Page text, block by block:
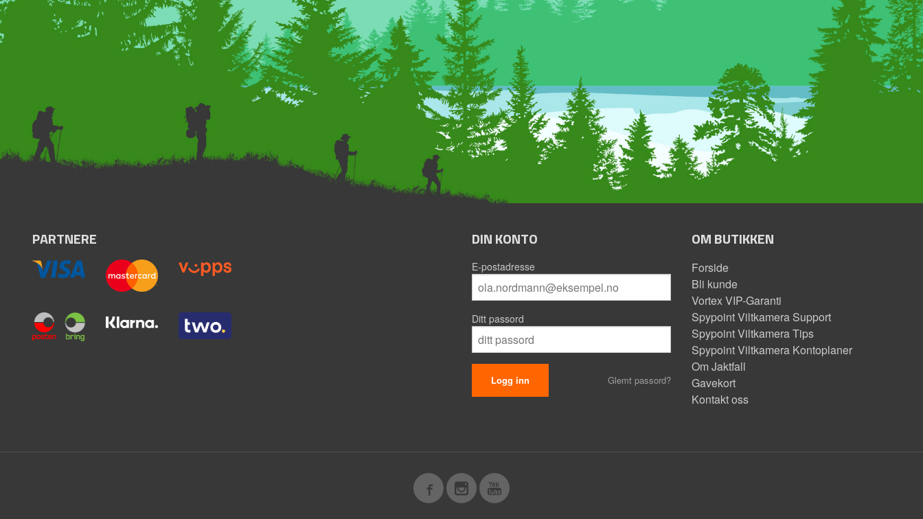
PARTNERE DIN KONTO
E-postadresse
Ditt passord
Glemt passord?
OM BUTIKKEN
Forside
Bli kunde
Vortex VIP-Garanti
Spypoint Viltkamera Support
Spypoint Viltkamera Tips
Spypoint Viltkamera Kontoplaner
Om Jaktfall
Gavekort
Kontakt oss